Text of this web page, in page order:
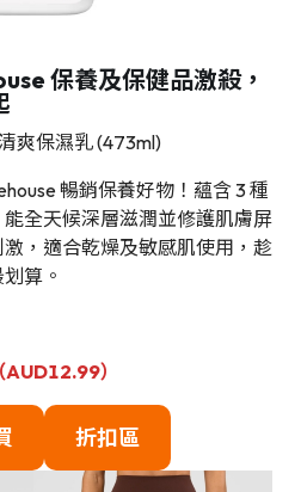
保養及保健品激殺，
爽保濕乳 (473ml)
暢銷保養好物！蘊含 3 種
全天候深層滋潤並修護肌膚屏
，適合乾燥及敏感肌使用，趁
算。
）
折扣區